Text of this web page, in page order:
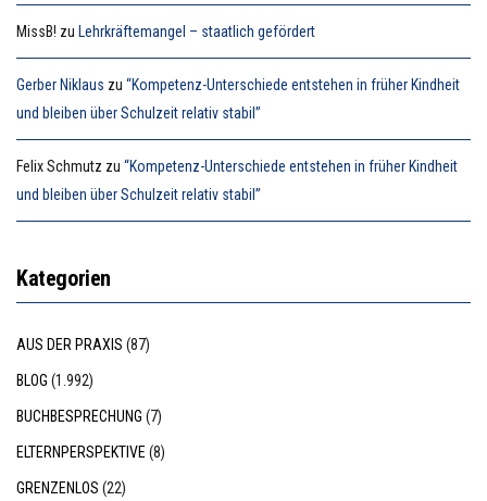
MissB! zu Lehrkräftemangel – staatlich gefördert
Gerber Niklaus zu “Kompetenz-Unterschiede entstehen in früher Kindheit
und bleiben über Schulzeit relativ stabil”
Felix Schmutz zu “Kompetenz-Unterschiede entstehen in früher Kindheit
und bleiben über Schulzeit relativ stabil”
Kategorien
AUS DER PRAXIS (87)
BLOG (1.992)
BUCHBESPRECHUNG (7)
ELTERNPERSPEKTIVE(8)
GRENZENLOS (22)